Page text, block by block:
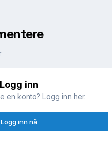
Logg inn
en konto? Logg inn her.
Logg inn nå